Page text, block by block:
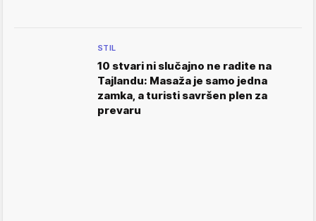
STIL
10 stvari ni slučajno ne radite na
Tajlandu: Masaža je samo jedna
zamka, a turisti savršen plen za
prevaru